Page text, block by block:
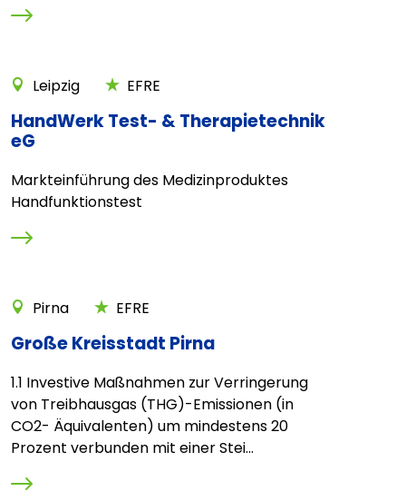
Leipzig EFRE
HandWerk Test- & Therapietechnik
eG
Markteinführung des Medizinproduktes
Handfunktionstest
Pirna EFRE
Große Kreisstadt Pirna
1.1 Investive Maßnahmen zur Verringerung
von Treibhausgas (THG)-Emissionen (in
CO2- Äquivalenten) um mindestens 20
Prozent verbunden mit einer Stei...